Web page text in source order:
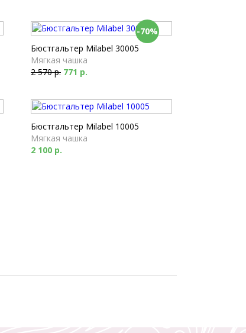
-70%
Бюстгальтер Milabel 30005
Мягкая чашка
2 570 р. 771 р.
Бюстгальтер Milabel 10005
Мягкая чашка
2 100 р.